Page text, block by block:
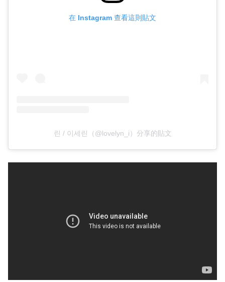
在 Instagram 查看這則貼文
린 / 이세린（@lovelyn_i）分享的貼文